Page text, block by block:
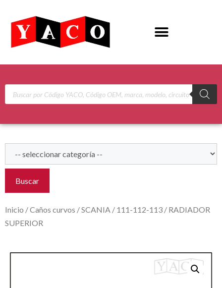
Buscar
Inicio /Caños curvos /SCANIA / 111-112-113 / RADIADOR
SUPERIOR